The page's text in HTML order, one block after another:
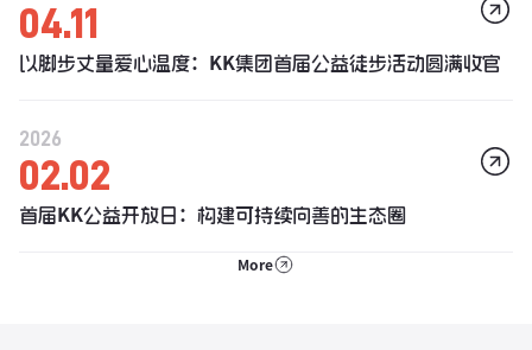
04.11
以脚步丈量爱心温度：KK集团首届公益徒步活动圆满收官
2026
02.02
首届KK公益开放日：构建可持续向善的生态圈
More